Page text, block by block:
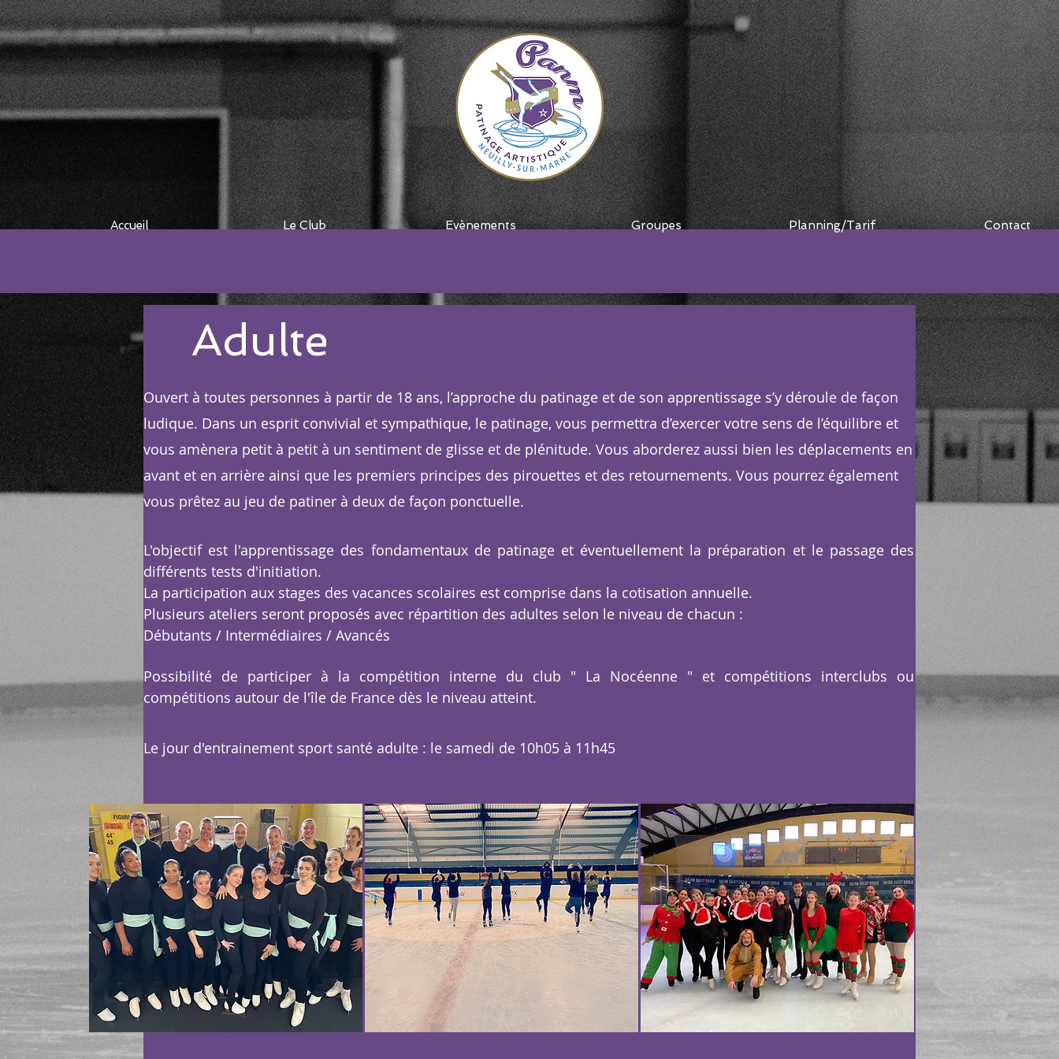
Nom du service
Paragraphe. Cliquez ici
pour ajouter votre propre
texte. Tout simplement.
Nom du service
Paragraphe. Cliquez ici
pour ajouter votre propre
texte. Tout simplement.
Nom du service
Paragraphe. Cliquez ici
pour ajouter votre propre
texte. Tout simplement.
Adulte
Ouvert à toutes personnes à partir de 18 ans, l’approche du patinage et de son apprentissage s’y déroule de façon
ludique. Dans un esprit convivial et sympathique, le patinage, vous permettra d’exercer votre sens de l’équilibre et
vous amènera petit à petit à un sentiment de glisse et de plénitude. Vous aborderez aussi bien les déplacements en
avant et en arrière ainsi que les premiers principes des pirouettes et des retournements. Vous pourrez également
vous prêtez au jeu de patiner à deux de façon ponctuelle.
L'objectif est l'apprentissage des fondamentaux de patinage et éventuellement la préparation et le passage des
différents tests d'initiation.
La participation aux stages des vacances scolaires est comprise dans la cotisation annuelle.
Plusieurs ateliers seront proposés avec répartition des adultes selon le niveau de chacun :
Débutants / Intermédiaires / Avancés
Possibilité de participer à la compétition interne du club " La Nocéenne " et compétitions interclubs ou
compétitions autour de l'île de France dès le niveau atteint.
Le jour d'entrainement sport santé adulte : le samedi de 10h05 à 11h45
Accueil Le Club Evènements Groupes Planning/Tarif Contact